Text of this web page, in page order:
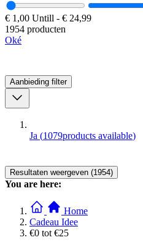
€ 1,00 Untill - € 24,99
1954 producten
Oké
Aanbieding filter
Ja (1079products available)
Resultaten weergeven (1954)
You are here:
Home
Cadeau Idee
€0 tot €25